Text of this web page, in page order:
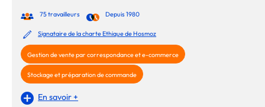
75 travailleurs Depuis 1980
Signataire de la charte Ethique de Hosmoz
Gestion de vente par correspondance et e-commerce
Stockage et préparation de commande
En savoir +